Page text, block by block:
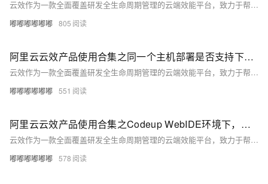
云效作为一款全面覆盖研发全生命周期管理的云端效能平台，致力于帮助企业实现高效协同、敏捷研发和持续交付。本合集收集整理了用户在使用云效过程中遇到的常见问题，问题涉及项目创建与管理、需求规划与迭代、代码托管与版本控制、自动化测试、持续集成与发布等方面。
嘟嘟嘟嘟嘟嘟 805
阿里云云效产品使用合集之同一个主机部署是否支持下载多个制品
云效作为一款全面覆盖研发全生命周期管理的云端效能平台，致力于帮助企业实现高效协同、敏捷研发和持续交付。本合集收集整理了用户在使用云效过程中遇到的常见问题，问题涉及项目创建与管理、需求规划与迭代、代码托管与版本控制、自动化测试、持续集成与发布等方面。
嘟嘟嘟嘟嘟嘟 551
阿里云云效产品使用合集之Codeup WebIDE环境下，如何使用通义灵码
云效作为一款全面覆盖研发全生命周期管理的云端效能平台，致力于帮助企业实现高效协同、敏捷研发和持续交付。本合集收集整理了用户在使用云效过程中遇到的常见问题，问题涉及项目创建与管理、需求规划与迭代、代码托管与版本控制、自动化测试、持续集成与发布等方面。
嘟嘟嘟嘟嘟嘟 578